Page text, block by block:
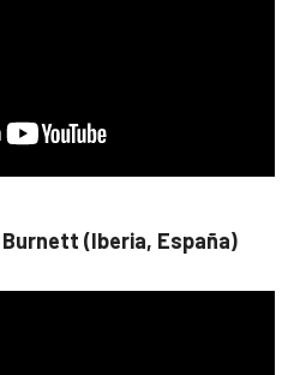
(Iberia, España)